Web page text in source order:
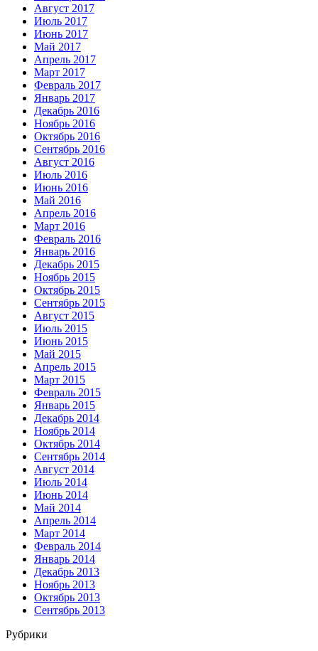
Август 2017
Июль 2017
Июнь 2017
Май 2017
Апрель 2017
Март 2017
Февраль 2017
Январь 2017
Декабрь 2016
Ноябрь 2016
Октябрь 2016
Сентябрь 2016
Август 2016
Июль 2016
Июнь 2016
Май 2016
Апрель 2016
Март 2016
Февраль 2016
Январь 2016
Декабрь 2015
Ноябрь 2015
Октябрь 2015
Сентябрь 2015
Август 2015
Июль 2015
Июнь 2015
Май 2015
Апрель 2015
Март 2015
Февраль 2015
Январь 2015
Декабрь 2014
Ноябрь 2014
Октябрь 2014
Сентябрь 2014
Август 2014
Июль 2014
Июнь 2014
Май 2014
Апрель 2014
Март 2014
Февраль 2014
Январь 2014
Декабрь 2013
Ноябрь 2013
Октябрь 2013
Сентябрь 2013
Рубрики